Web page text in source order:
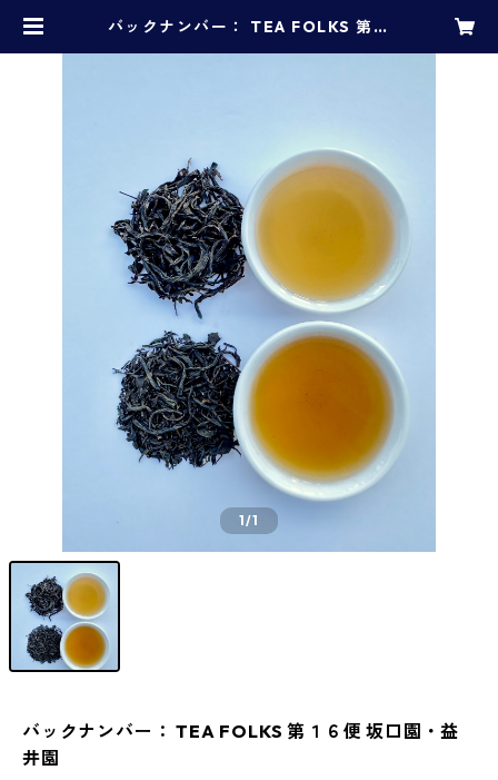
バックナンバー： TEA FOLKS 第１
1/1
バックナンバー： TEA FOLKS 第１６便 坂口園・益
井園